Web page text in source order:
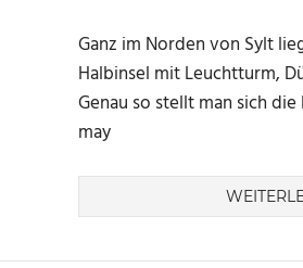
Ganz im Norden von Sylt
Halbinsel mit Leuchtturm,
Genau so stellt man sich
may